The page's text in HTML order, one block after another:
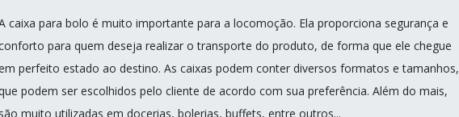
caixa para bolo é muito importante para a locomoção. Ela proporciona segurança e
para quem deseja realizar o transporte do produto, de forma que ele chegue
perfeito estado ao destino. As caixas podem conter diversos formatos e tamanhos,
podem ser escolhidos pelo cliente de acordo com sua preferência. Além do mais,
são muito utilizadas em docerias, bolerias, buffets, entre outros...